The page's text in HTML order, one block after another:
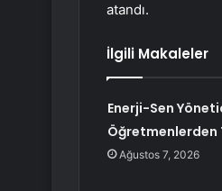
atandı.
İlgili Makaleler
Enerji-Sen
Öğretmenlerden
Ağustos 7, 2026